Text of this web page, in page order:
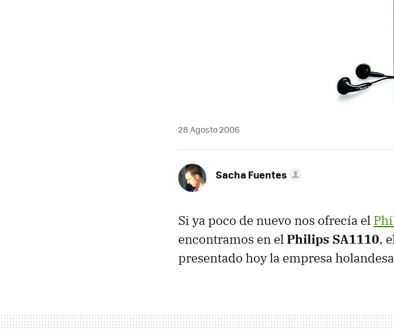
28 Agosto 2006
Sacha Fuentes
Si ya poco de nuevo nos ofrecía el
encontramos en elPhilips SA1110,
presentado hoy la empresa